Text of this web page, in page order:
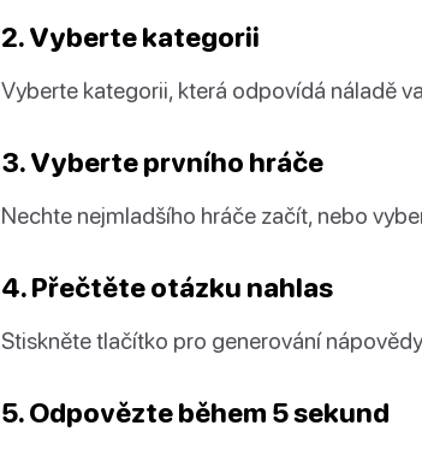
2. Vyberte kategorii
Vyberte kategorii, která odpovídá náladě
3. Vyberte prvního hráče
Nechte nejmladšího hráče začít, nebo
4. Přečtěte otázku nahlas
Stiskněte tlačítko pro generování
5. Odpovězte během 5 sekund